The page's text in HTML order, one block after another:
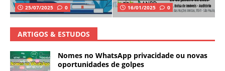
25/07/2025 0 16/01/2025 0
ARTIGOS & ESTUDOS
Nomes no WhatsApp privacidade ou novas
oportunidades de golpes